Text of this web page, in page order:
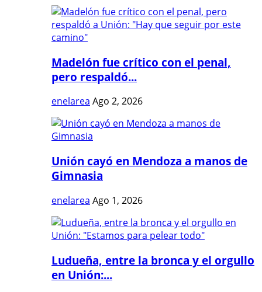
Madelón fue crítico con el penal,
pero respaldó...
enelarea Ago 2, 2026
Unión cayó en Mendoza a manos de
Gimnasia
enelarea Ago 1, 2026
Ludueña, entre la bronca y el orgullo
en Unión:...